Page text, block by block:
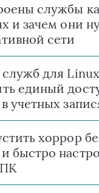
службы
и зачем они
сети
служб для
единый
учетных
хоррор
быстро